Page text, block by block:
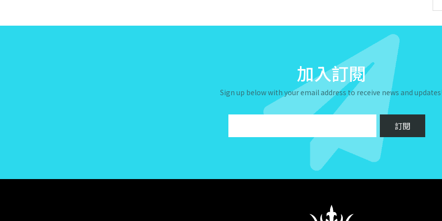
加入訂閱
Sign up below with your email address to receive news and